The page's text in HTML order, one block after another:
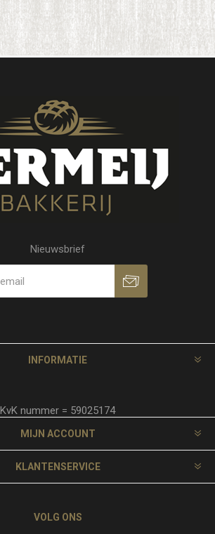
Nieuwsbrief
INFORMATIE
KvK nummer = 59025174
MIJN ACCOUNT
KLANTENSERVICE
VOLG ONS